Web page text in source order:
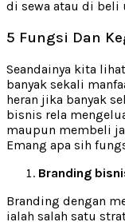
di sewa atau di beli
5 Fungsi Dan
Seandainya kita
banyak sekali
heran jika banyak
bisnis rela
maupun membeli
Emang apa sih
Branding
Branding dengan
ialah salah satu